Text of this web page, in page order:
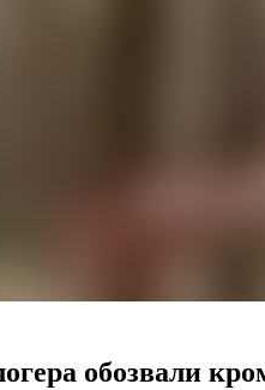
обозвали